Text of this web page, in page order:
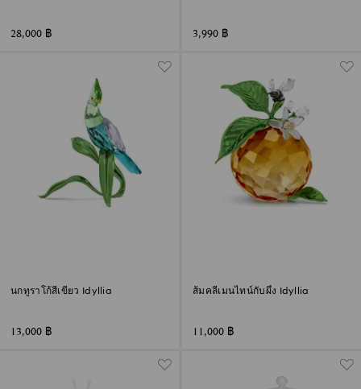
28,000 ฿ 3,990 ฿
นกทูราโก้สีเขียว Idyllia
13,000 ฿
ส้มคลีเมนไทน์กับผึ้ง Idyllia
11,000 ฿